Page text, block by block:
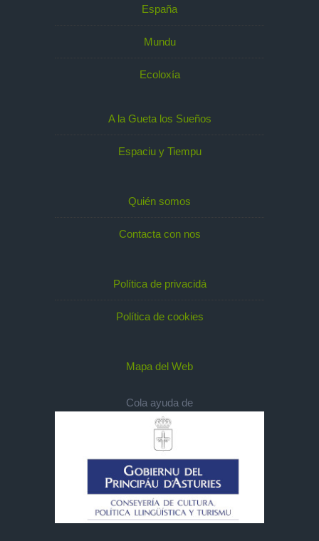
España
Mundu
Ecoloxía
A la Gueta los Sueños
Espaciu y Tiempu
Quién somos
Contacta con nos
Política de privacidá
Política de cookies
Mapa del Web
Cola ayuda de